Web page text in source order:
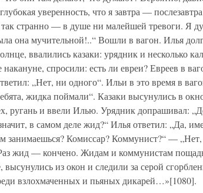
уверенность, что я завтра —
странно — в душе ни малейшей тревоги. Я
она мучительной!..“ Вошли в вагон. Илья
ввалились казаки: урядник и несколько
накануне, спросили: есть ли евреи? Евреев в
„Нет, ни одного“. Ильи в это время в
жидка поймали“. Казаки высунулись в
ругань и ввели Илью. Урядник допрашивал:
в самом деле жид?“ Илья ответил: „Да,
занимаешься? Комиссар? Коммунист?“ —
жид — кончено. Жидам и коммунистам
из окон и следили за серой
взлохмаченных и пьяных дикарей…»[1080].